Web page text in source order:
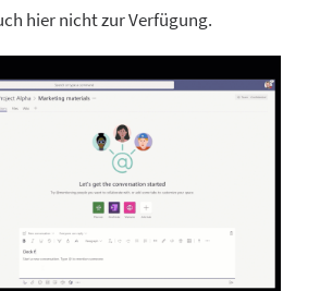
hier nicht zur Verfügung.